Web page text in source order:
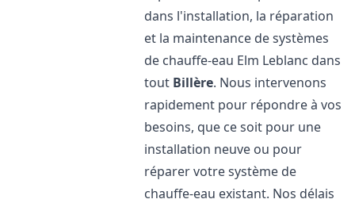
dans l'installation, la réparation
et la maintenance de systèmes
de chauffe-eau Elm Leblanc dans
tout Billère. Nous intervenons
rapidement pour répondre à vos
besoins, que ce soit pour une
installation neuve ou pour
réparer votre système de
chauffe-eau existant. Nos délais